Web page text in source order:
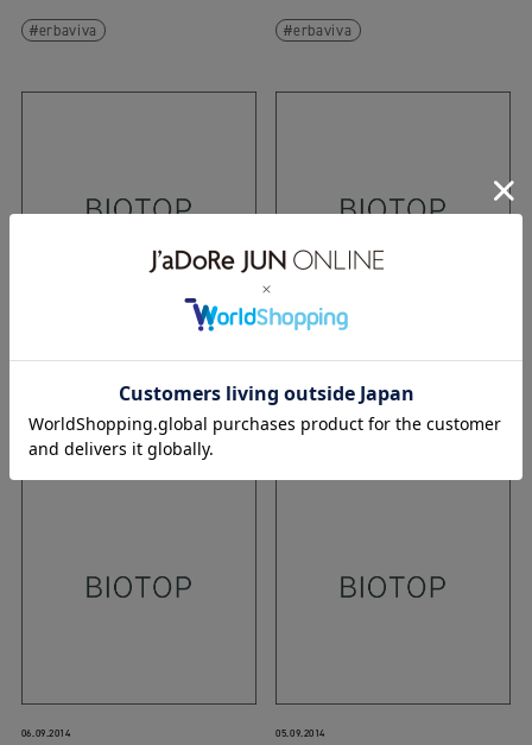
erbaviva erbaviva
06.09.2014 05.09.2014